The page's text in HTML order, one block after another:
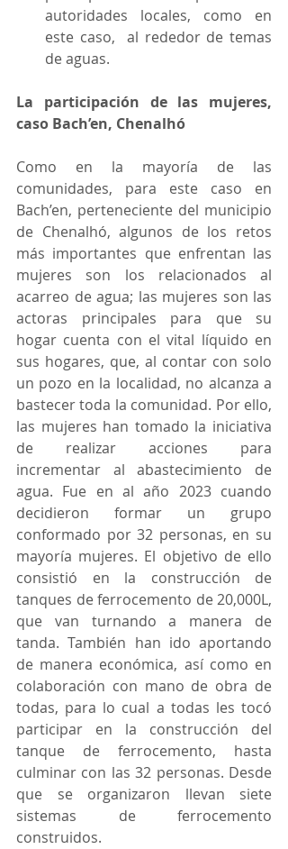
autoridades locales, como en
este caso,  al rededor de temas
de aguas.
La participación de las mujeres,
caso Bach’en, Chenalhó
Como en la mayoría de las
comunidades, para este caso en
Bach’en, perteneciente del municipio
de Chenalhó, algunos de los retos
más importantes que enfrentan las
mujeres son los relacionados al
acarreo de agua; las mujeres son las
actoras principales para que su
hogar cuenta con el vital líquido en
sus hogares, que, al contar con solo
un pozo en la localidad, no alcanza a
bastecer toda la comunidad. Por ello,
las mujeres han tomado la iniciativa
de realizar acciones para
incrementar al abastecimiento de
agua. Fue en al año 2023 cuando
decidieron formar un grupo
conformado por 32 personas, en su
mayoría mujeres. El objetivo de ello
consistió en la construcción de
tanques de ferrocemento de 20,000L,
que van turnando a manera de
tanda. También han ido aportando
de manera económica, así como en
colaboración con mano de obra de
todas, para lo cual a todas les tocó
participar en la construcción del
tanque de ferrocemento, hasta
culminar con las 32 personas. Desde
que se organizaron llevan siete
sistemas de ferrocemento
construidos.